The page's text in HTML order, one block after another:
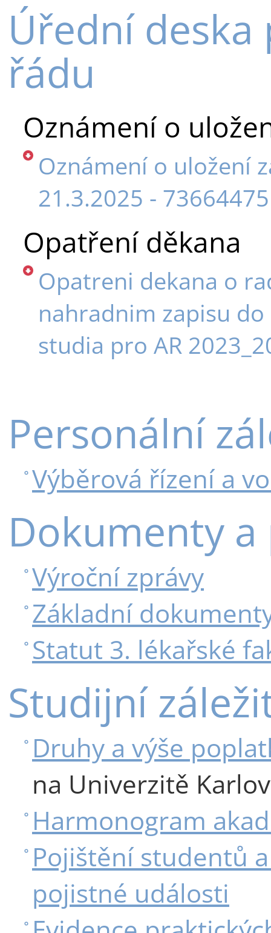
Úřední
řádu
Oznámení o
Oznámení o uložení
21.3.2025 - 73664475
Opatření děkana
Opatreni dekana o
nahradnim zapisu
studia pro AR
Personální
Výběrová řízení a
Dokumenty
Výroční zprávy
Základní
Statut 3. lékařské
Studijní
Druhy a výše
na Univerzitě
Harmonogram
Pojištění studentů
pojistné události